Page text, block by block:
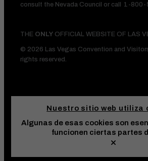
Nuestro sitio web utiliza
Algunas de esas cookies son
funcionen ciertas partes
HOTEL DEALS
UPDATES
THE ONLY OFFICIAL WEBSITE OF LAS
© 2026 Las Vegas Convention and
rights reserved.
consult the Nevada Council or call
1-800-